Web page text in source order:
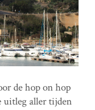
de hop on hop
uitleg aller tijden